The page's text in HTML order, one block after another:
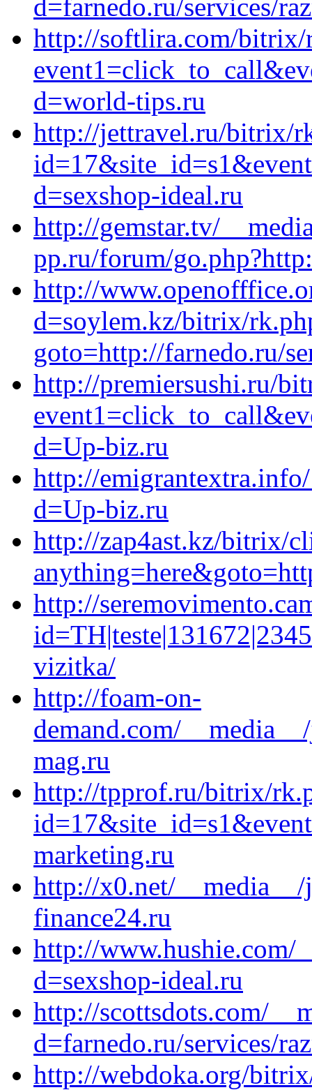
d=farnedo.ru/services/
http://softlira.com/bitrix/
d=world-tips.ru
http://jettravel.ru/bitrix/
d=sexshop-ideal.ru
http://gemstar.tv/
pp.ru/forum/
http://
d=soylem.kz/bitrix/
goto=http://farnedo.ru/
http://premiersushi.ru/
d=Up-biz.ru
http://
d=Up-biz.ru
http://zap4ast.kz/bitrix/
http://
vizitka/
http://foam-on-
demand.com/
mag.ru
http://tpprof.ru/bitrix/
marketing.ru
http://x0.net/
finance24.ru
http://www.hushie.com/
d=sexshop-ideal.ru
http://scottsdots.com/
d=farnedo.ru/services/
http://webdoka.org/